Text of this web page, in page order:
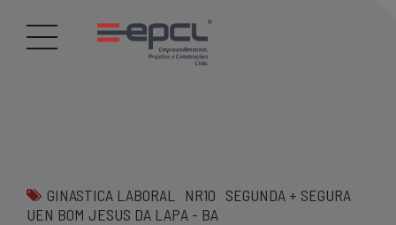
GINASTICA LABORAL NR10 SEGUNDA + SEGURA
UEN BOM JESUS DA LAPA - BA